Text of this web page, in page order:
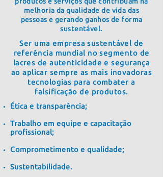
melhoria da qualidade de vida das
pessoas e gerando ganhos de forma
sustentável.
Ser uma empresa sustentável de
referência mundial no segmento de
lacres de autenticidade e segurança
ao aplicar sempre as mais inovadoras
tecnologias para combater a
falsificação de produtos.
Ética e transparência;
Trabalho em equipe e capacitação
profissional;
Comprometimento e qualidade;
Sustentabilidade.